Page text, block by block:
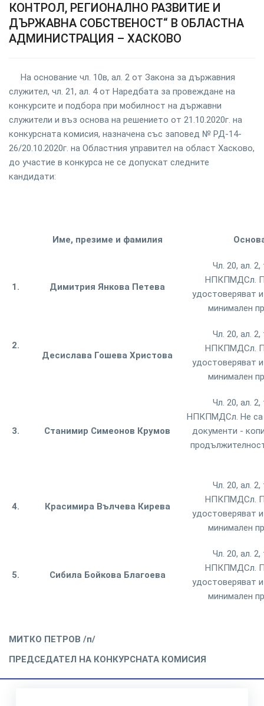
КОНТРОЛ, РЕГИОНАЛНО РАЗВИТИЕ И
ДЪРЖАВНА СОБСТВЕНОСТ“ В ОБЛАСТНА
АДМИНИСТРАЦИЯ – ХАСКОВО
На основание чл. 10в, ал. 2 от Закона за държавния
служител, чл. 21, ал. 4 от Наредбата за провеждане на
конкурсите и подбора при мобилност на държавни
служители и въз основа на решението от 21.10.2020г. на
конкурсната комисия, назначена със заповед № РД-14-
26/20.10.2020г. на Областния управител на област Хасково,
до участие в конкурса не се допускат следните
кандидати:
Име, презиме и фамилия
1. Димитрия Янкова Петева
Чл. 20, ал.
НПКПМДСл.
удостоверяват
минимален
2.
Десислава Гошева Христова
Чл. 20, ал.
НПКПМДСл.
удостоверяват
минимален
3. Станимир Симеонов Крумов
Чл. 20, ал.
НПКПМДСл. Не са
документи -
4. Красимира Вълчева Кирева
Чл. 20, ал.
НПКПМДСл.
удостоверяват
минимален
5. Сибила Бойкова Благоева
Чл. 20, ал.
НПКПМДСл.
удостоверяват
минимален
МИТКО ПЕТРОВ /п/
ПРЕДСЕДАТЕЛ НА КОНКУРСНАТА КОМИСИЯ